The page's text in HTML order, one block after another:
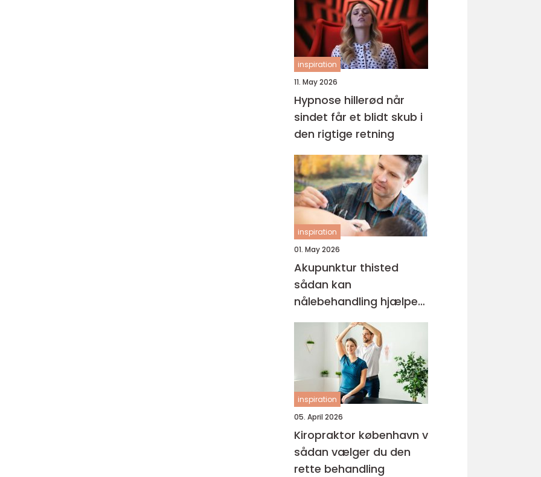
inspiration
11. May 2026
Hypnose hillerød når
sindet får et blidt skub i
den rigtige retning
inspiration
01. May 2026
Akupunktur thisted
sådan kan
nålebehandling hjælpe
krop og sind
inspiration
05. April 2026
Kiropraktor københavn v
sådan vælger du den
rette behandling